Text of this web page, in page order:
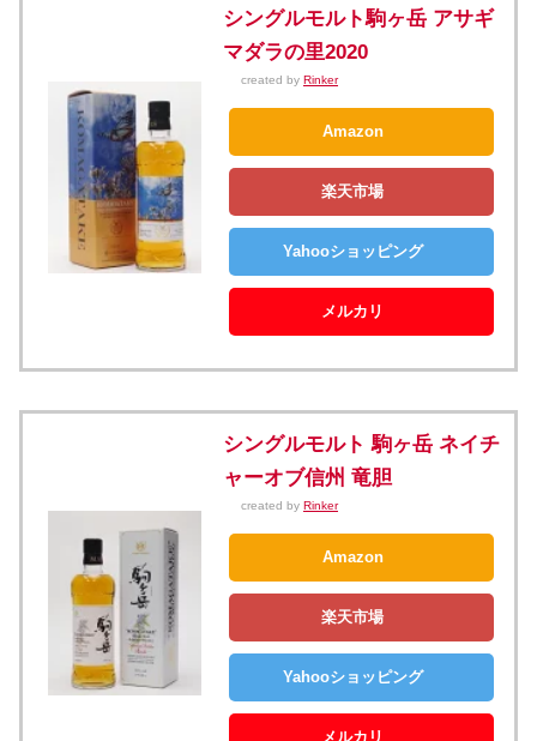
シングルモルト駒ヶ岳 アサギ
マダラの里2020
created by Rinker
Amazon
楽天市場
Yahooショッピング
メルカリ
シングルモルト 駒ヶ岳 ネイチ
ャーオブ信州 竜胆
created by Rinker
Amazon
楽天市場
Yahooショッピング
メルカリ